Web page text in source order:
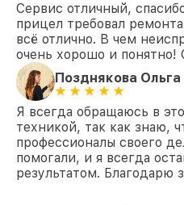
Сервис отличный,
прицел требовал
всё отлично. В чем
очень хорошо и понятно!
Позднякова Ольга
Я всегда обращаюсь в
техникой, так как знаю,
профессионалы своего
помогали, и я всегда
результатом. Благодарю